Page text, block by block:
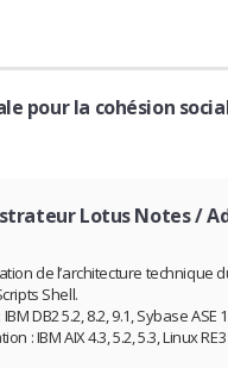
pour la cohésion
Lotus Notes /
de l’architecture technique
Shell.
DB2 5.2, 8.2, 9.1, Sybase ASE
: IBM AIX 4.3, 5.2, 5.3, Linux